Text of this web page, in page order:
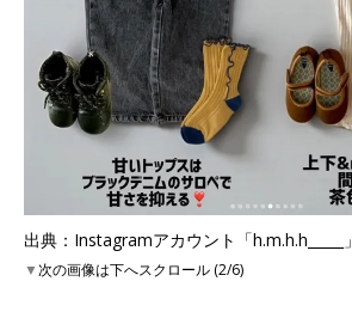
出典：Instagramアカウント「h.m.h.h_____」
▼次の画像は下へスクロール (2/6)